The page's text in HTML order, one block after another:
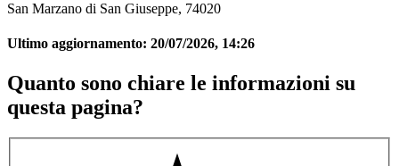
San Marzano di San Giuseppe, 74020
Ultimo aggiornamento: 20/07/2026, 14:26
Quanto sono chiare le informazioni su
questa pagina?